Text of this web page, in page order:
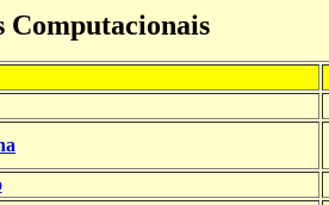
Computacionais